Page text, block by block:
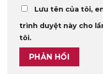
Lưu tên của tôi,
trình duyệt này cho
tôi.